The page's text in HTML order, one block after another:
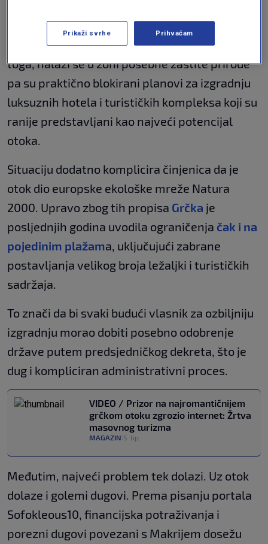
klasificiran kao privatna šuma, što automatski
ograničava mogućnosti gradnje i razvoja. Osim
toga, nalazi se u zoni posebne zaštite prirode
pa su praktično blokirani planovi za izgradnju
luksuznih hotela i turističkih kompleksa koji su
ranije predstavljani kao najveći potencijal
otoka.
Situaciju dodatno komplicira činjenica da je
otok dio europske ekološke mreže Natura
2000. Upravo zbog tih propisa Grčka je
posljednjih godina uvodila ograničenja čak i na
pojedinim plažama, uključujući zabrane
postavljanja velikog broja ležaljki i turističkih
sadržaja.
To znači da bi svaki budući vlasnik za ozbiljniju
izgradnju morao dobiti posebno odobrenje
države putem predsjedničkog dekreta, što je
dug i kompliciran administrativni proces.
VIDEO / Prizor na najromantičnijem
grčkom otoku zgrozio internet: Žrtva
masovnog turizma
MAGAZIN 5. lip.
Međutim, najveći problem tek dolazi. Uz otok
dolaze i golemi dugovi. Prema pisanju portala
Sofokleous10, financijska potraživanja i
porezni dugovi povezani s Makrijem dosežu
Prikaži svrhe Prihvaćam